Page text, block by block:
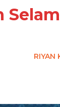
RIYAN